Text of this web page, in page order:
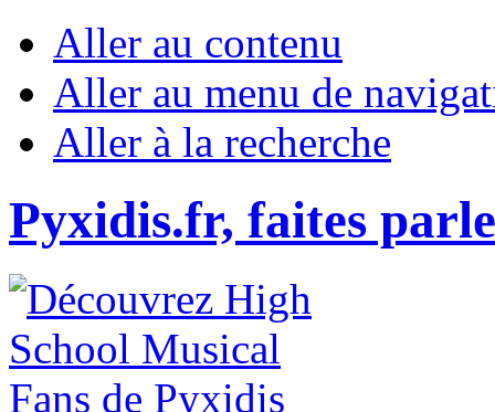
Aller au contenu
Aller au menu de
Aller à la recherche
Pyxidis.fr, faites